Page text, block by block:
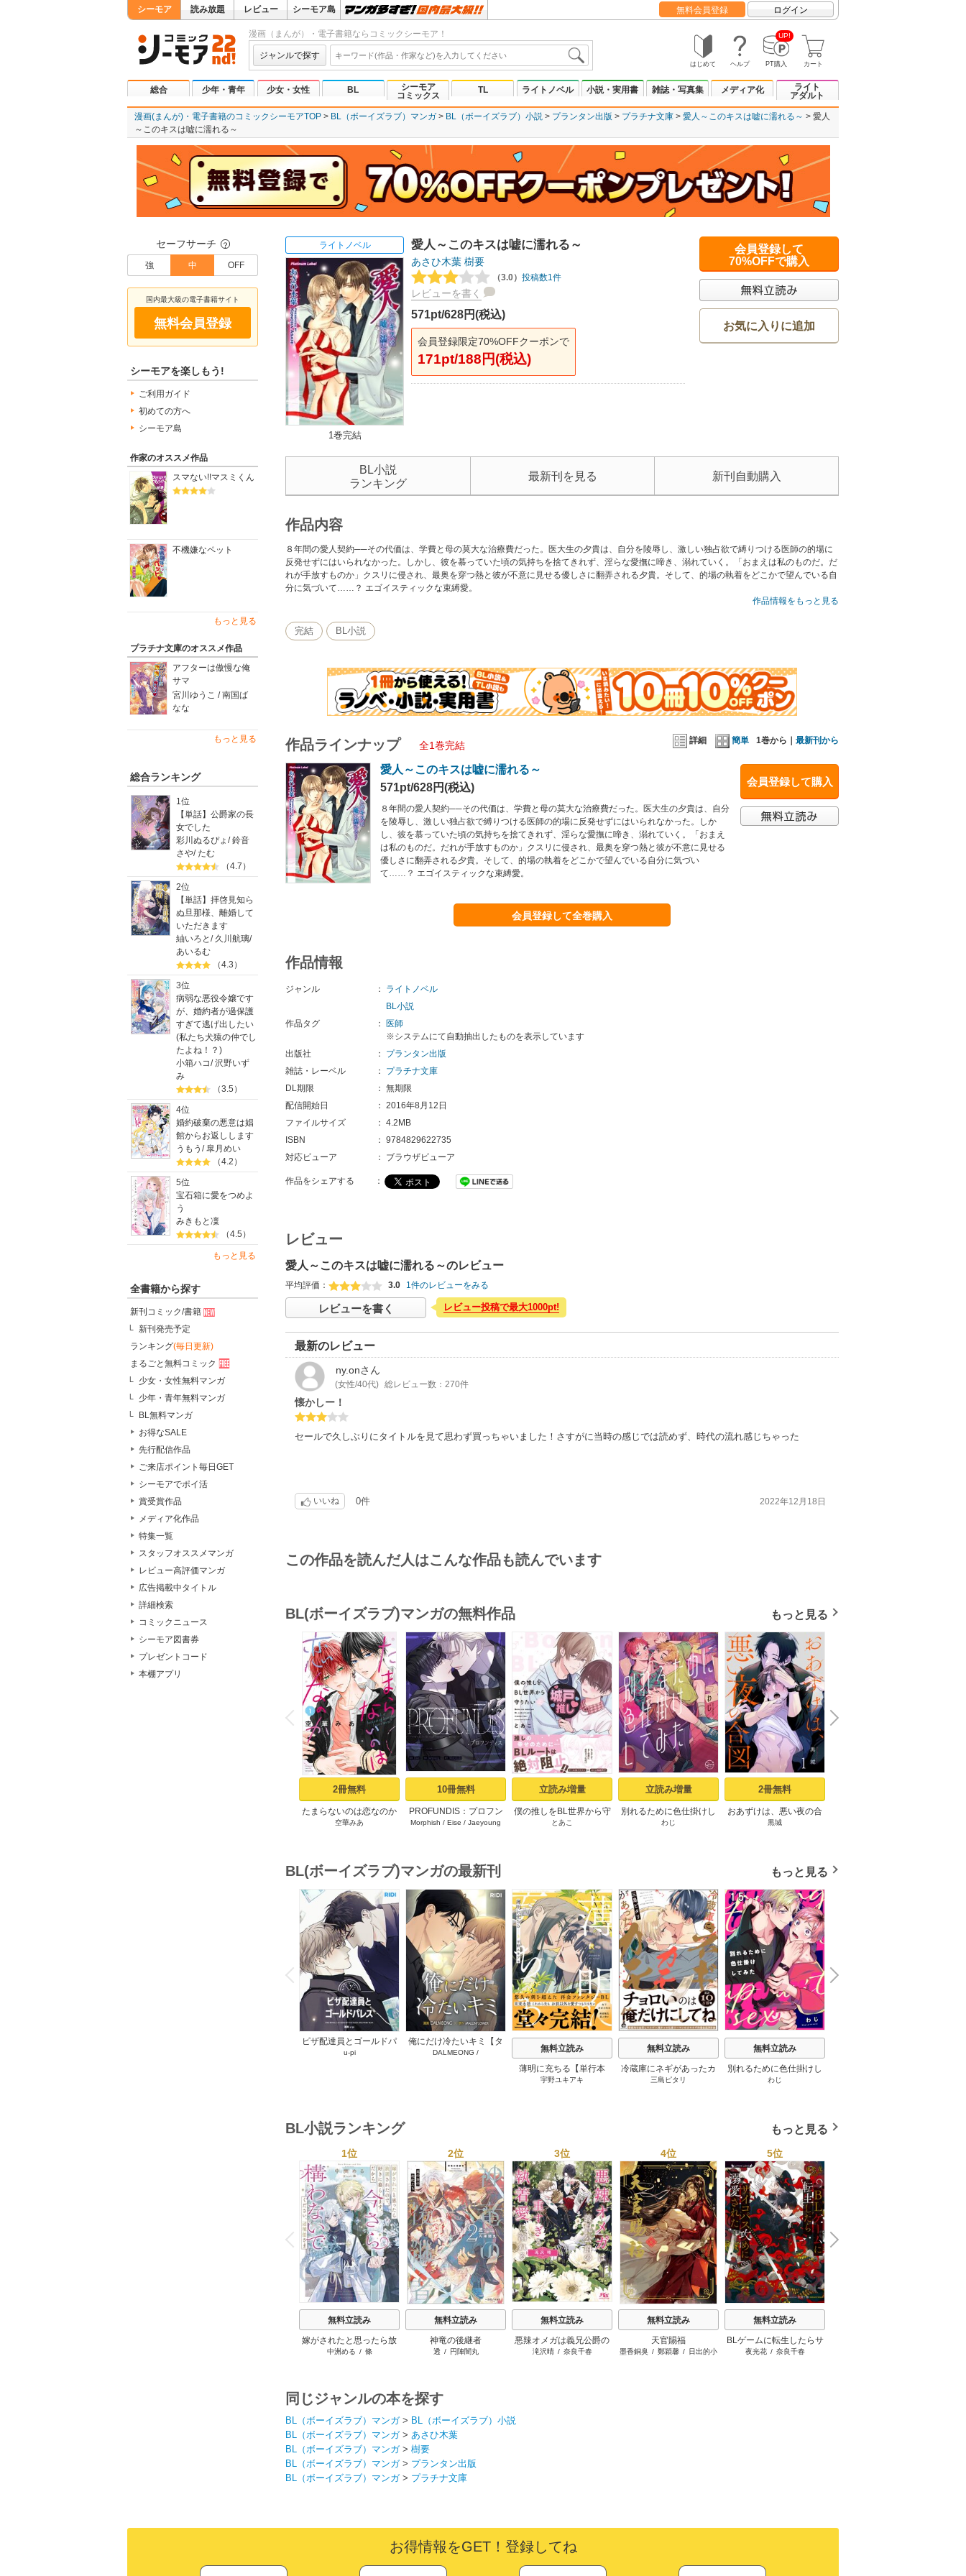
シーモア 読み放題 レビュー シーモア島 無料会員登録 ログイン
漫画（まんが）・電子書籍ならコミックシーモア！
ジャンルで探す
はじめて ヘルプ
UP!
PT購入 カート
総合 少年・青年 少女・女性 BL
シーモア
コミックス
TL ライトノベル 小説・実用書 雑誌・写真集 メディア化
ライト
アダルト
漫画(まんが)・電子書籍のコミックシーモアTOP BL（ボーイズラブ）マンガ BL（ボーイズラブ）小説 プランタン出版 プラチナ文庫 愛人～このキスは嘘に濡れる～
愛人
～このキスは嘘に濡れる～
セーフサーチ ？
強 中 OFF
国内最大級の電子書籍サイト
無料会員登録
シーモアを楽しもう!
ご利用ガイド
初めての方へ
シーモア島
作家のオススメ作品
スマない!!マスミくん
不機嫌なペット
もっと見る
プラチナ文庫のオススメ作品
アフターは傲慢な俺
サマ
宮川ゆうこ / 南国ば
なな
もっと見る
総合ランキング
1位
【単話】公爵家の長
女でした
彩川ぬるぴょ /鈴音
さや/たむ
（4.7）
2位
【単話】拝啓見知ら
ぬ旦那様、離婚して
いただきます
紬いろと / 久川航璃/
あいるむ
（4.3）
3位
病弱な悪役令嬢です
が、婚約者が過保護
すぎて逃げ出したい
(私たち犬猿の仲でし
たよね！？)
小箱ハコ/沢野いず
み
（3.5）
4位
婚約破棄の悪意は娼
館からお返しします
うもう /皐月めい
（4.2）
5位
宝石箱に愛をつめよ
う
みきもと凜
（4.5）
もっと見る
全書籍から探す
新刊コミック/書籍
新刊発売予定
ランキング(毎日更新)
まるごと無料コミック
少女・女性無料マンガ
少年・青年無料マンガ
BL無料マンガ
お得なSALE
先行配信作品
ご来店ポイント毎日GET
シーモアでポイ活
賞受賞作品
メディア化作品
特集一覧
スタッフオススメマンガ
レビュー高評価マンガ
広告掲載中タイトル
詳細検索
コミックニュース
シーモア図書券
プレゼントコード
本棚アプリ
ライトノベル
1巻完結
愛人～このキスは嘘に濡れる～
あさひ木葉 樹要
（3.0） 投稿数1件
レビューを書く
571pt/628円(税込)
会員登録限定70%OFFクーポンで
171pt/188円(税込)
会員登録して
70%OFFで購入
お気に入りに追加
BL小説
ランキング
最新刊を見る 新刊自動購入
作品内容
８年間の愛人契約──その代価は、学費と母の莫大な治療費だった。医大生の夕貴は、自分を陵辱し、激しい独占欲で縛りつける医師の的場に
反発せずにはいられなかった。しかし、彼を慕っていた頃の気持ちを捨てきれず、淫らな愛撫に啼き、溺れていく。「おまえは私のものだ。だ
れが手放すものか」クスリに侵され、最奥を穿つ熱と彼が不意に見せる優しさに翻弄される夕貴。そして、的場の執着をどこかで望んでいる自
分に気づいて……？ エゴイスティックな束縛愛。
作品情報をもっと見る
完結 BL小説
詳細 簡単 1巻から｜ 最新刊から
作品ラインナップ 全1巻完結
会員登録して購入
愛人～このキスは嘘に濡れる～
571pt/628円(税込)
８年間の愛人契約──その代価は、学費と母の莫大な治療費だった。医大生の夕貴は、自分
を陵辱し、激しい独占欲で縛りつける医師の的場に反発せずにはいられなかった。しか
し、彼を慕っていた頃の気持ちを捨てきれず、淫らな愛撫に啼き、溺れていく。「おまえ
は私のものだ。だれが手放すものか」クスリに侵され、最奥を穿つ熱と彼が不意に見せる
優しさに翻弄される夕貴。そして、的場の執着をどこかで望んでいる自分に気づい
て……？ エゴイスティックな束縛愛。
会員登録して全巻購入
作品情報
ジャンル ：
ライトノベル
BL小説
作品タグ
：
医師
※システムにて自動抽出したものを表示しています
出版社
：
プランタン出版
雑誌・レーベル
：
プラチナ文庫
DL期限
： 無期限
配信開始日
： 2016年8月12日
ファイルサイズ
： 4.2MB
ISBN
： 9784829622735
対応ビューア
： ブラウザビューア
作品をシェアする ：
レビュー
愛人～このキスは嘘に濡れる～のレビュー
平均評価： 3.0 1件のレビューをみる
レビューを書く レビュー投稿で最大1000pt!
最新のレビュー
ny.onさん
(女性/40代) 総レビュー数：270件
懐かしー！
セールで久しぶりにタイトルを見て思わず買っちゃいました！さすがに当時の感じでは読めず、時代の流れ感じちゃった
いいね 0件 2022年12月18日
この作品を読んだ人はこんな作品も読んでいます
BL(ボーイズラブ)マンガの無料作品 もっと見る
P
r
e
v
i
o
u
s
2冊無料
たまらないのは恋なのか
（１）【シーモア限定特
空華みあ
10冊無料
PROFUNDIS：プロフン
ディス【タテヨミ】1
Morphish / Eise / Jaeyoung
立読み増量
僕の推しをBL世界から守
りたい【シーモア限定特
とあこ
立読み増量
別れるために色仕掛けし
てみた1【コミックシーモ
わじ
2冊無料
おあずけは、悪い夜の合
図（1）
黒城
N
e
x
t
BL(ボーイズラブ)マンガの最新刊 もっと見る
P
r
e
v
i
o
u
s
ピザ配達員とゴールドパ
レス【タテヨミ】 104巻
u-pi
俺にだけ冷たいキミ【タ
テヨミ】 34巻
DALMEONG /
無料立読み
薄明に充ちる【単行本
版】 5巻
宇野ユキアキ
無料立読み
冷蔵庫にネギがあったカ
モ 2巻
三島ピタリ
無料立読み
別れるために色仕掛けし
てみた 15巻
わじ
N
e
x
t
BL小説ランキング もっと見る
P
r
e
v
i
o
u
s
1位
無料立読み
嫁がされたと思ったら放
置されたので、好きに暮
境伯さま
中洲める / 條
2位
無料立読み
神竜の後継者
透 / 円陣闇丸
3位
無料立読み
悪辣オメガは義兄公爵の
重すぎる執着愛に溺れる
滝沢晴/ 奈良千春
4位
無料立読み
天官賜福
墨香銅臭 / 鄭穎馨 / 日出的小
5位
無料立読み
BLゲームに転生したらサ
イコパス攻めに溺愛され
夜光花/ 奈良千春
N
e
x
t
同じジャンルの本を探す
BL（ボーイズラブ）マンガ> BL（ボーイズラブ）小説
BL（ボーイズラブ）マンガ> あさひ木葉
BL（ボーイズラブ）マンガ> 樹要
BL（ボーイズラブ）マンガ> プランタン出版
BL（ボーイズラブ）マンガ> プラチナ文庫
お得情報をGET！登録してね